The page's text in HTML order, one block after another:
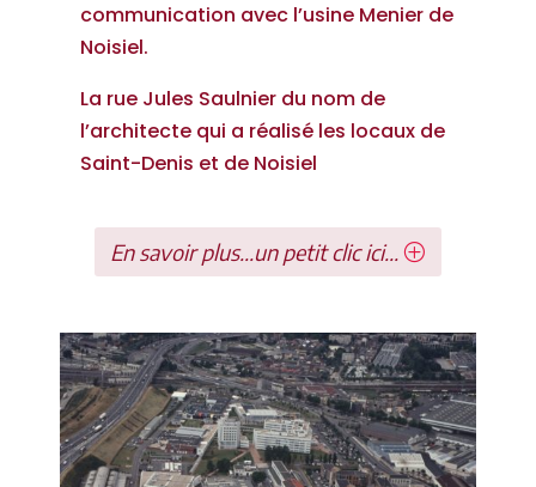
communication avec l’usine Menier de
Noisiel.
La rue Jules Saulnier du nom de
l’architecte qui a réalisé les locaux de
Saint-Denis et de Noisiel
En savoir plus...un petit clic ici...